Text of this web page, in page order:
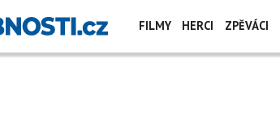
FILMY HERCI ZPĚVÁCI